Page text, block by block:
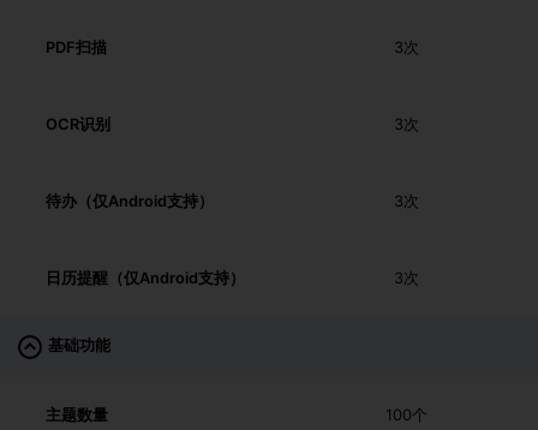
PDF扫描 3次
OCR识别 3次
待办（仅Android支持） 3次
日历提醒（仅Android支持） 3次
基础功能
主题数量 100个